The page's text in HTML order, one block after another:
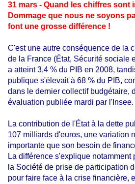
31 mars - Quand les chiffres sont
Dommage que nous ne soyons
font une grosse différence !
C'est une autre conséquence de la
de la France (État, Sécurité sociale
a atteint 3,4 % du PIB en 2008,
publique s'élevait à 68 % du PIB,
dans le dernier collectif budgétaire,
évaluation publiée mardi par l'Insee.
La contribution de l'État à la dette
107 milliards d'euros, une variation
importante que son besoin de
La différence s'explique notamment
la Société de prise de participation
pour faire face à la crise financière,